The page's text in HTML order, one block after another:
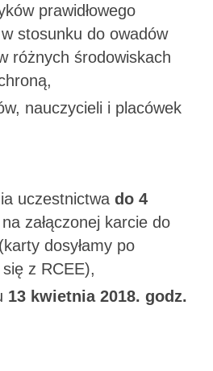
prawidłowego
stosunku do owadów
różnych środowiskach
nauczycieli i placówek
uczestnictwa do 4
załączonej karcie do
dosyłamy po
z RCEE),
13 kwietnia 2018. godz.